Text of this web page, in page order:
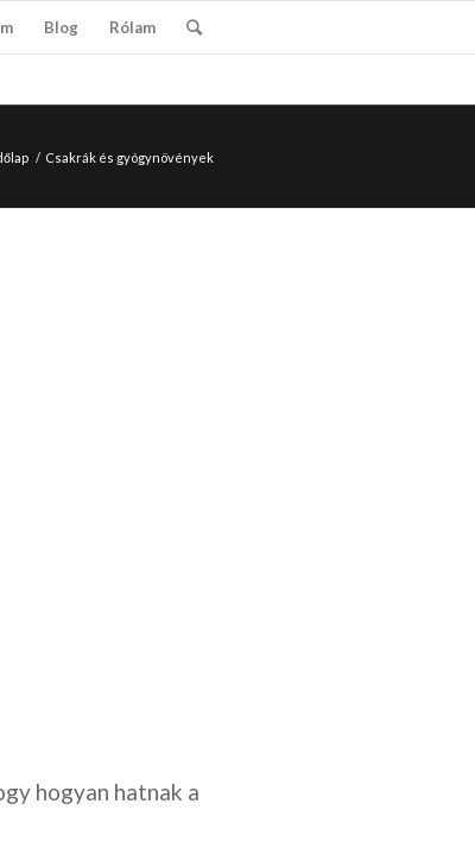
Blog Rólam
/ Csakrák és gyógynövények
hogyan hatnak a